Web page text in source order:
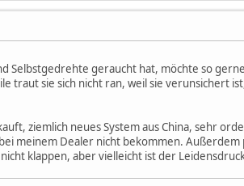
Selbstgedrehte geraucht hat, möchte so
traut sie sich nicht ran, weil sie verunsichert
ziemlich neues System aus China, sehr
meinem Dealer nicht bekommen.
klappen, aber vielleicht ist der